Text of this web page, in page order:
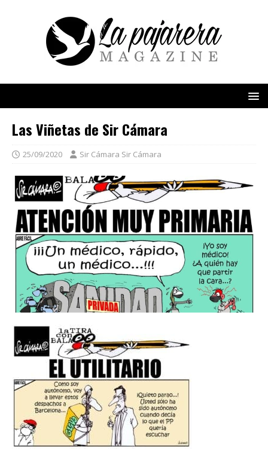
Las Viñetas de Sir Cámara
25/09/2020 Sir Cámara Sir Cámara